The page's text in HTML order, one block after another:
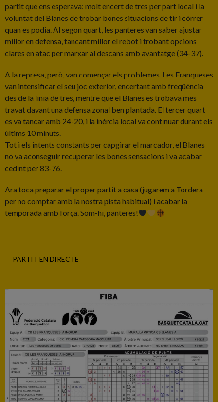
partit que ens esperava: molt encert de tres per part local i la
voluntat del Blanes de trobar bones situacions de tir i córrer
quan es podia. Al segon quart, les panteres van saber ajustar
millor en defensa, tancant millor el rebot i trobant opcions
clares en atac per marxar al descans amb avantatge (34-37).
A la represa, però, van començar els problemes. Les Franqueses
van intensificar el seu joc exterior, encertant amb freqüència
des de la línia de tres, mentre que el Blanes es trobava més
travat davant una defensa zonal ben plantada. El tercer quart
es va tancar amb 24-20, i la inèrcia local va continuar durant els
últims 10 minuts.
Tot i els intents constants per capgirar el marcador, el Blanes
no va aconseguir recuperar les bones sensacions i va acabar
cedint per 83-76.
Ara toca preparar el proper partit a casa (jugarem a Tordera
per no comptar amb la nostra pista habitual) i acabar la
temporada amb força. Som-hi, panteres!
PARTIT EN DIRECTE